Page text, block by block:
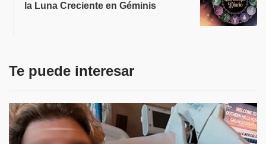
la Luna Creciente en Géminis
Te puede interesar